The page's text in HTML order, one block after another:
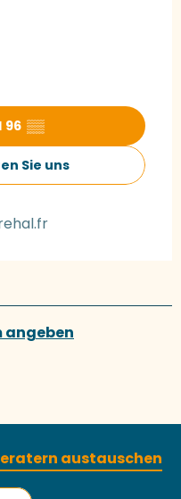
96 ▒▒
Sie uns
angeben
austauschen